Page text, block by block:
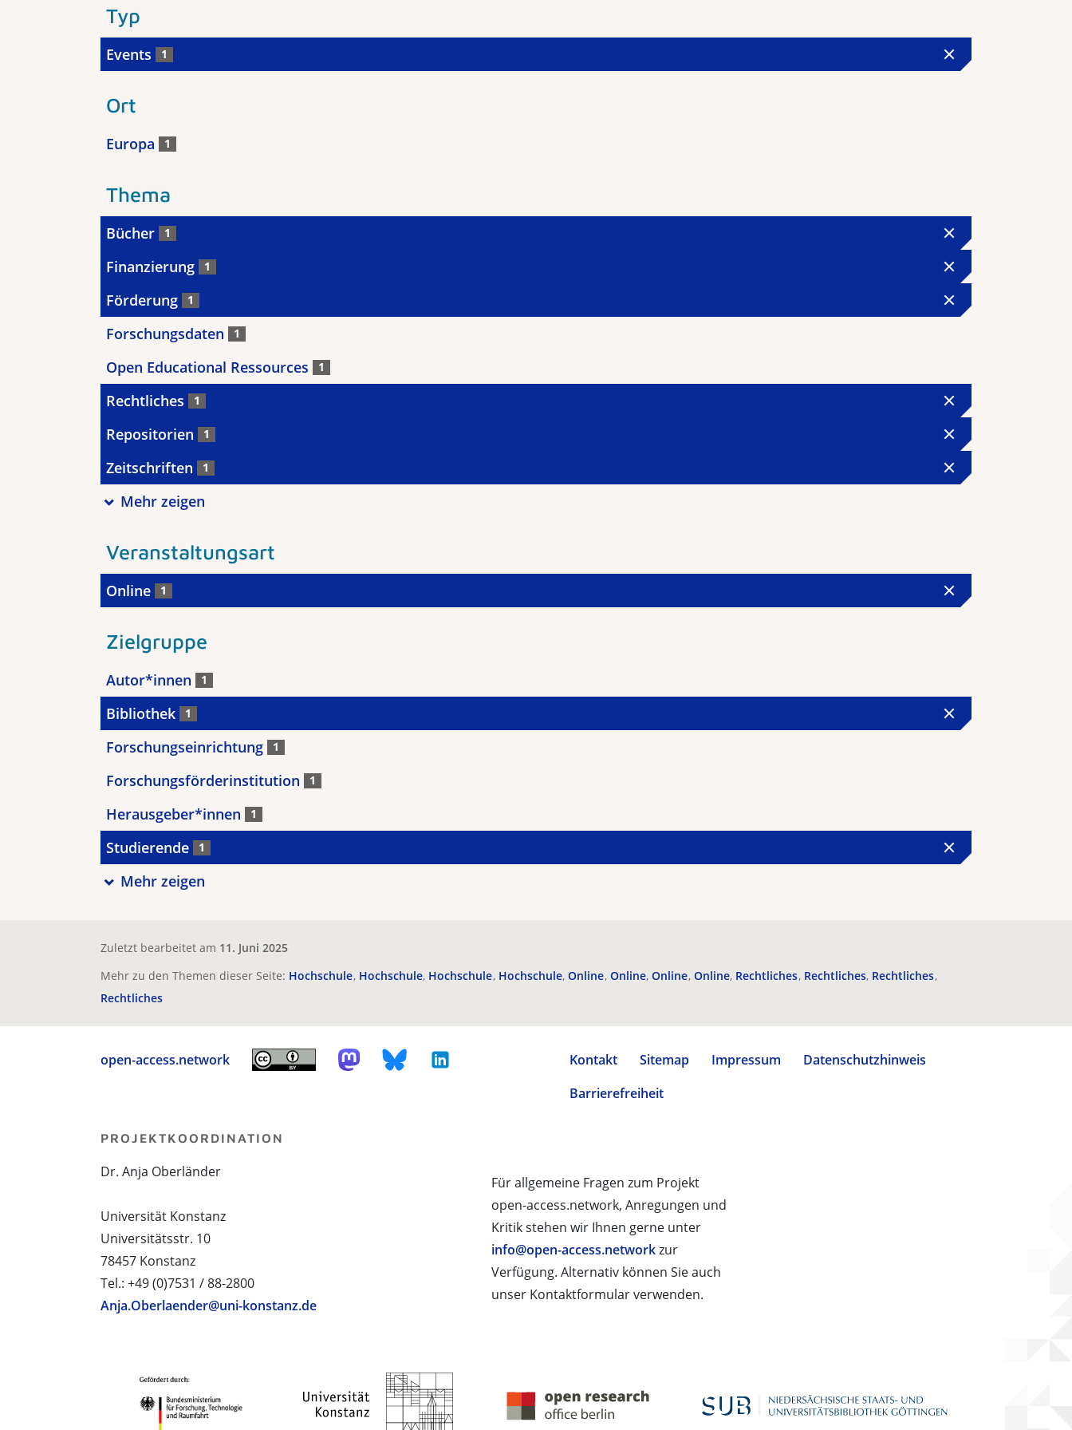
Typ
Events 1
Ort
Europa 1
Thema
Bücher 1
Finanzierung 1
Förderung 1
Forschungsdaten 1
Open Educational Ressources 1
Rechtliches 1
Repositorien 1
Zeitschriften 1
Mehr zeigen
Veranstaltungsart
Online 1
Zielgruppe
Autor*innen 1
Bibliothek 1
Forschungseinrichtung 1
Forschungsförderinstitution 1
Herausgeber*innen 1
Studierende 1
Mehr zeigen
Zuletzt bearbeitet am 11. Juni 2025
Mehr zu den Themen dieser Seite: Hochschule Hochschule Hochschule Hochschule Online Online Online Online Rechtliches Rechtliches Rechtliches
Rechtliches
open-access.network Kontakt Sitemap Impressum
Datenschutzhinweis
Barrierefreiheit
Für allgemeine Fragen zum Projekt
open-access.network, Anregungen und
Kritik stehen wir Ihnen gerne unter
info@open-access.networkzur
Verfügung. Alternativ können Sie auch
unser Kontaktformular verwenden.
PROJEKTKOORDINATION
Dr. Anja Oberländer
Universität Konstanz
Universitätsstr. 10
78457 Konstanz
Tel.: +49 (0)7531 / 88-2800
Anja.Oberlaender@uni-konstanz.de